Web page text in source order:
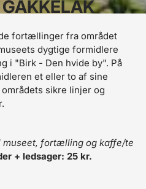
fortællinger fra området
dygtige formidlere
i "Birk - Den hvide by". På
et eller to af sine
sikre linjer og
fortælling og kaffe/te
+ ledsager: 25 kr.